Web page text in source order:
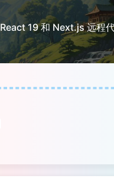
React 19 和 Next.js 远程